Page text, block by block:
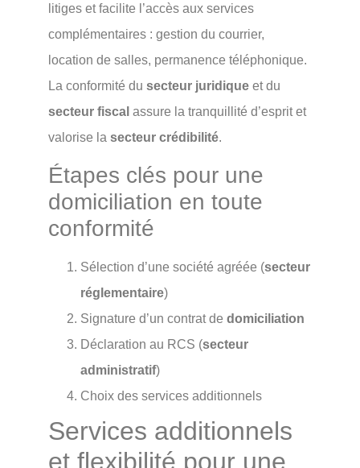
litiges et facilite l’accès aux services
complémentaires : gestion du courrier,
location de salles, permanence téléphonique.
La conformité du secteur juridique et du
secteur fiscal assure la tranquillité d’esprit et
valorise la secteur crédibilité.
Étapes clés pour une
domiciliation en toute
conformité
Sélection d’une société agréée (secteur
réglementaire)
Signature d’un contrat de domiciliation
Déclaration au RCS (secteur
administratif)
Choix des services additionnels
Services additionnels
et flexibilité pour une